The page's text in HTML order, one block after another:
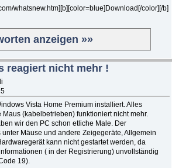
whatsnew.htm][b][color=blue]Download[/color][/b]
anzeigen »»
reagiert nicht mehr !
Vista Home Premium installiert. Alles
(kabelbetrieben) funktioniert nicht mehr.
wir den PC schon etliche Male. Der
Mäuse und andere Zeigegeräte, Allgemein
kann nicht gestartet werden, da
( in der Registrierung) unvollständig
19).